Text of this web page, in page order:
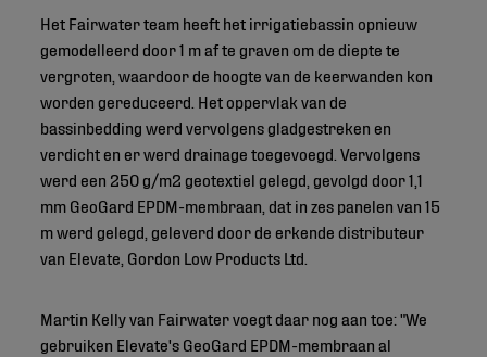
Het Fairwater team heeft het irrigatiebassin opnieuw
gemodelleerd door 1 m af te graven om de diepte te
vergroten, waardoor de hoogte van de keerwanden kon
worden gereduceerd. Het oppervlak van de
bassinbedding werd vervolgens gladgestreken en
verdicht en er werd drainage toegevoegd. Vervolgens
werd een 250 g/m2 geotextiel gelegd, gevolgd door 1,1
mm GeoGard EPDM-membraan, dat in zes panelen van 15
m werd gelegd, geleverd door de erkende distributeur
van Elevate, Gordon Low Products Ltd.
Martin Kelly van Fairwater voegt daar nog aan toe: "We
gebruiken Elevate's GeoGard EPDM-membraan al